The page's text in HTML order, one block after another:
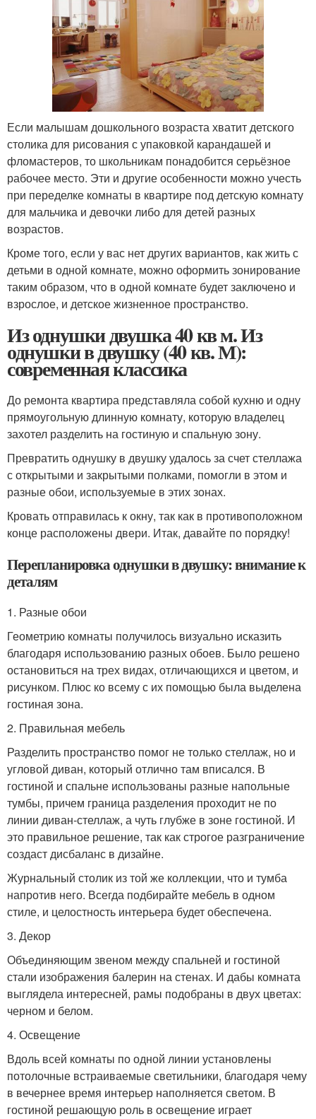
Если малышам дошкольного возраста хватит детского
столика для рисования с упаковкой карандашей и
фломастеров, то школьникам понадобится серьёзное
рабочее место. Эти и другие особенности можно учесть
при переделке комнаты в квартире под детскую комнату
для мальчика и девочки либо для детей разных
возрастов.
Кроме того, если у вас нет других вариантов, как жить с
детьми в одной комнате, можно оформить зонирование
таким образом, что в одной комнате будет заключено и
взрослое, и детское жизненное пространство.
Из однушки двушка 40 кв м. Из
однушки в двушку (40 кв. М):
современная классика
До ремонта квартира представляла собой кухню и одну
прямоугольную длинную комнату, которую владелец
захотел разделить на гостиную и спальную зону.
Превратить однушку в двушку удалось за счет стеллажа
с открытыми и закрытыми полками, помогли в этом и
разные обои, используемые в этих зонах.
Кровать отправилась к окну, так как в противоположном
конце расположены двери. Итак, давайте по порядку!
Перепланировка однушки в двушку: внимание к
деталям
1. Разные обои
Геометрию комнаты получилось визуально исказить
благодаря использованию разных обоев. Было решено
остановиться на трех видах, отличающихся и цветом, и
рисунком. Плюс ко всему с их помощью была выделена
гостиная зона.
2. Правильная мебель
Разделить пространство помог не только стеллаж, но и
угловой диван, который отлично там вписался. В
гостиной и спальне использованы разные напольные
тумбы, причем граница разделения проходит не по
линии диван-стеллаж, а чуть глубже в зоне гостиной. И
это правильное решение, так как строгое разграничение
создаст дисбаланс в дизайне.
Журнальный столик из той же коллекции, что и тумба
напротив него. Всегда подбирайте мебель в одном
стиле, и целостность интерьера будет обеспечена.
3. Декор
Объединяющим звеном между спальней и гостиной
стали изображения балерин на стенах. И дабы комната
выглядела интересней, рамы подобраны в двух цветах:
черном и белом.
4. Освещение
Вдоль всей комнаты по одной линии установлены
потолочные встраиваемые светильники, благодаря чему
в вечернее время интерьер наполняется светом. В
гостиной решающую роль в освещение играет